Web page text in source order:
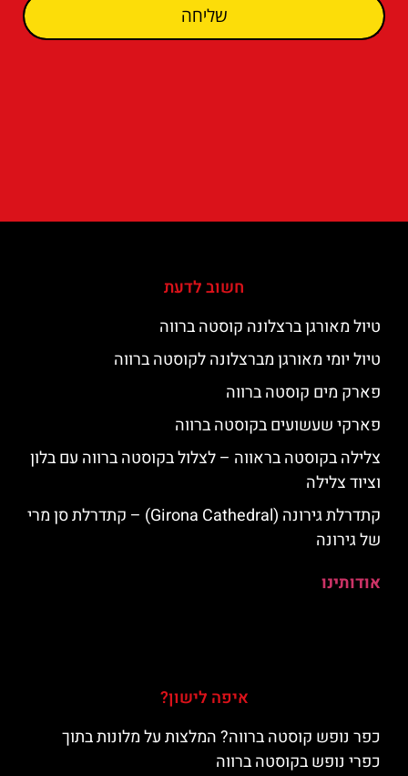
שליחה
חשוב לדעת
טיול מאורגן ברצלונה קוסטה ברווה
טיול יומי מאורגן מברצלונה לקוסטה ברווה
פארק מים קוסטה ברווה
פארקי שעשועים בקוסטה ברווה
צלילה בקוסטה בראווה – לצלול בקוסטה ברווה עם בלון
וציוד צלילה
קתדרלת גירונה (Girona Cathedral) – קתדרלת סן מרי
של גירונה
אודותינו
איפה לישון?
כפר נופש קוסטה ברווה? המלצות על מלונות בתוך
כפרי נופש בקוסטה ברווה